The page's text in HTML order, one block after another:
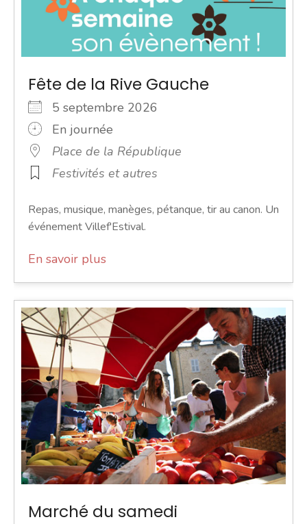
Fête de la Rive Gauche
5 septembre 2026
En journée
Place de la République
Festivités et autres
Repas, musique, manèges, pétanque, tir au canon. Un
événement Villef'Estival.
En savoir plus
Marché du samedi